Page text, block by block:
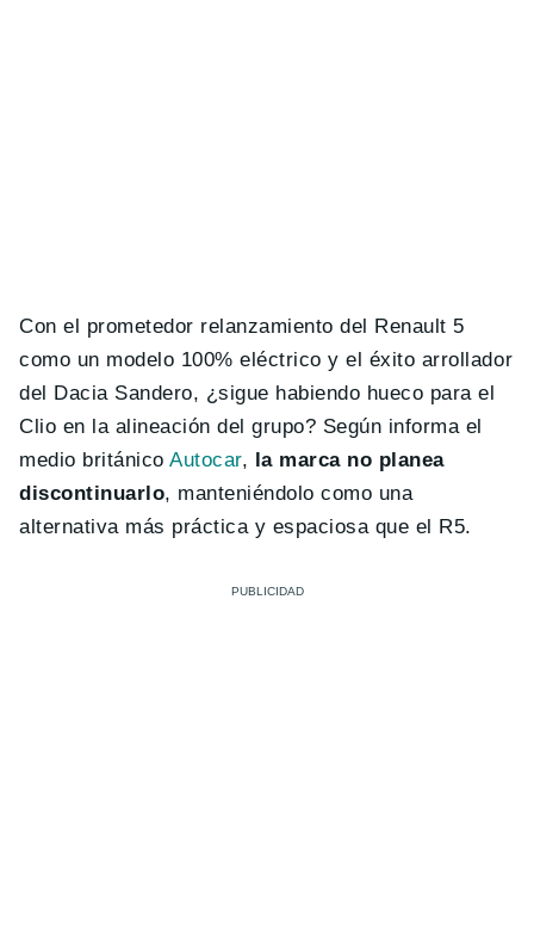
Con el prometedor relanzamiento del Renault 5
como un modelo 100% eléctrico y el éxito arrollador
del Dacia Sandero, ¿sigue habiendo hueco para el
Clio en la alineación del grupo? Según informa el
medio británicoAutocar,
la marca no planea
discontinuarlo, manteniéndolo como una
alternativa más práctica y espaciosa que el R5.